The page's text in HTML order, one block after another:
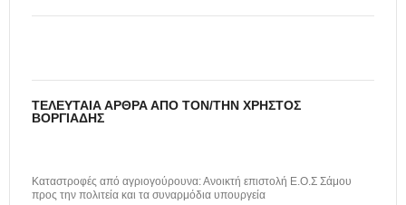
ΤΕΛΕΥΤΑΊΑ ΆΡΘΡΑ ΑΠΌ ΤΟΝ/ΤΗΝ ΧΡΉΣΤΟΣ
ΒΟΡΓΙΆΔΗΣ
Καταστροφές από αγριογούρουνα: Ανοικτή επιστολή Ε.Ο.Σ Σάμου
προς την πολιτεία και τα συναρμόδια υπουργεία